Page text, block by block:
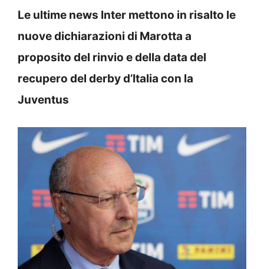
Le ultime news Inter mettono in risalto le
nuove dichiarazioni di Marotta a
proposito del rinvio e della data del
recupero del derby d’Italia con la
Juventus